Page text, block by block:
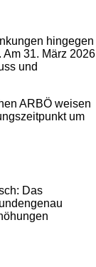
hingegen
31. März 2026
und
ARBÖ weisen
um
Das